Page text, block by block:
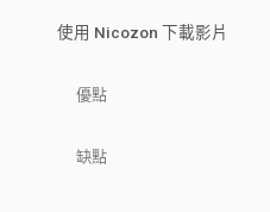
使用 Nicozon 下載影片
優點
缺點